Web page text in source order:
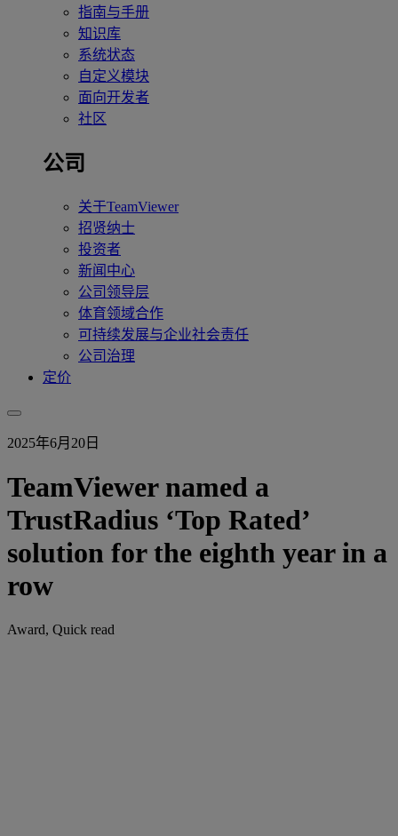
指南与手册
知识库
系统状态
自定义模块
面向开发者
社区
公司
关于TeamViewer
招贤纳士
投资者
新闻中心
公司领导层
体育领域合作
可持续发展与企业社会责任
公司治理
定价
2025年6月20日
TeamViewer named a
TrustRadius ‘Top Rated’
solution for the eighth year in a
row
Award, Quick read